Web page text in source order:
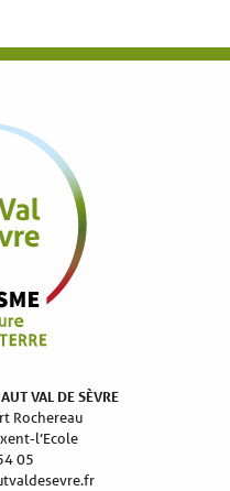
VAL DE SÈVRE
Rochereau
l’Ecole
05